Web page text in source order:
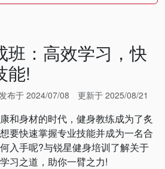
班：高效学习，快
能!
布于2024/07/08 更新于 2025/08/21
身材的时代，健身教练成为了炙
要快速掌握专业技能并成为一名合
入手呢?与锐星健身培训了解关于
习之道，助你一臂之力!